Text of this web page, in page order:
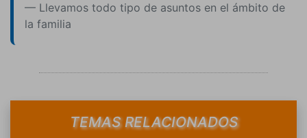
Llevamos todo tipo de asuntos en el ámbito de
la familia
TEMAS RELACIONADOS